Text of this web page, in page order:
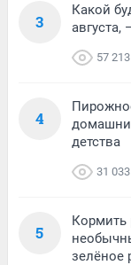
3
Какой
57 213
4
детства
31 033
5
зелёное